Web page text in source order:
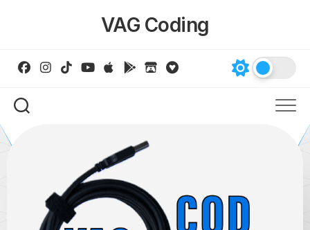
VAG Coding